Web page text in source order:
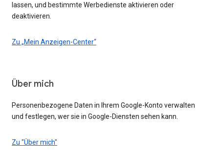
lassen, und bestimmte Werbedienste aktivieren oder
deaktivieren.
Zu „Mein Anzeigen-Center“
Über mich
Personenbezogene Daten in Ihrem Google-Konto verwalten
und festlegen, wer sie in Google-Diensten sehen kann.
Zu "Über mich"